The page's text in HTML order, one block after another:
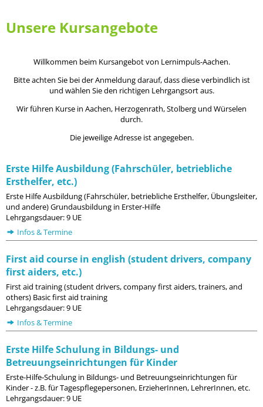
Unsere Kursangebote
Willkommen beim Kursangebot von Lernimpuls-Aachen.
Bitte achten Sie bei der Anmeldung darauf, dass diese verbindlich ist
und wählen Sie den richtigen Lehrgangsort aus.
Wir führen Kurse in Aachen, Herzogenrath, Stolberg und Würselen
durch.
Die jeweilige Adresse ist angegeben.
Erste Hilfe Ausbildung (Fahrschüler, betriebliche
Ersthelfer, etc.)
Erste Hilfe Ausbildung (Fahrschüler, betriebliche Ersthelfer, Übungsleiter,
und andere) Grundausbildung in Erster-Hilfe
Lehrgangsdauer: 9 UE
Infos & Termine
First aid course in english (student drivers, company
first aiders, etc.)
First aid training (student drivers, company first aiders, trainers, and
others) Basic first aid training
Lehrgangsdauer: 9 UE
Infos & Termine
Erste Hilfe Schulung in Bildungs- und
Betreuungseinrichtungen für Kinder
Erste-Hilfe-Schulung in Bildungs- und Betreuungseinrichtungen für
Kinder - z.B. für Tagespflegepersonen, ErzieherInnen, LehrerInnen, etc.
Lehrgangsdauer: 9 UE